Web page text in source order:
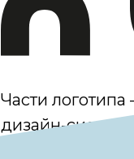
Части
дизайн-